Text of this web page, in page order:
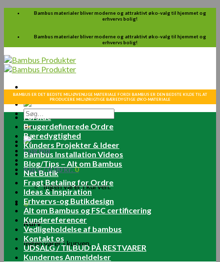
Skip
Bambus materialer bliver moderne og attraktivt øko-valg til hjemmet og
erhvervs bolig!
Bambus materialer bliver moderne og attraktivt øko-valg til hjemmet og
erhvervs bolig!
Søg
efter:
Log ind
Kurv /0.00kr.0
Ingen varer i kurven.
0
Kurv
Ingen varer i kurven.
BAMBUS ER DET BEDSTE MILJØVENLIGE MATERIALE FORDI BAMBUS ER DEN BEDSTE KILDE TIL AT
PRODUCERE MILJØRIGTIGE BÆREDYGTIGE ØKO-MATERIALE
Forside
Brugerdefinerede Ordre
Bæredygtighed
Kunders Projekter & Ideer
Bambus Installation Videos
Blog/Tips – Alt om Bambus
Net Butik
Fragt Betaling for Ordre
Ideas & Inspiration
Erhvervs-og Butikdesign
Alt om Bambus og FSC certificering
Kundereferencer
Vedligeholdelse af bambus
Kontakt os
UDSALG / TILBUD PÅ RESTVARER
Kundernes Anmeldelser